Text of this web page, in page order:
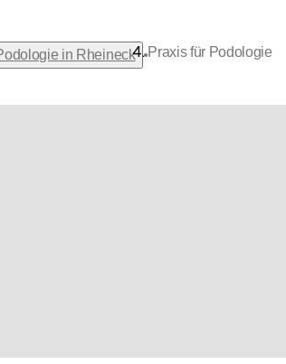
in Rheineck •Praxis für Podologie